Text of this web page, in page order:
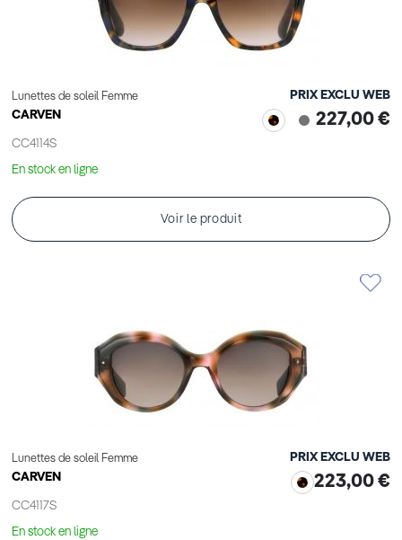
Lunettes de soleil Femme
CARVEN
CC4114S
PRIX EXCLU WEB
227,00 €
En stock en ligne
Voir le produit
Lunettes de soleil Femme
CARVEN
CC4117S
PRIX EXCLU WEB
223,00 €
En stock en ligne